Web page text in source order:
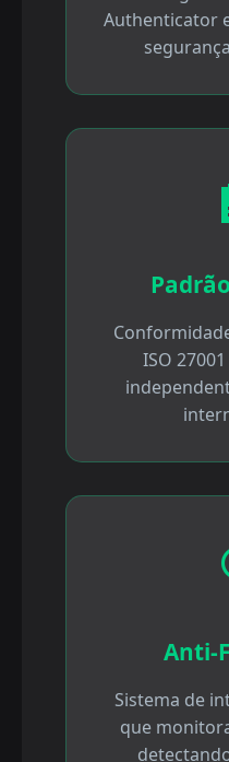
Authenticator
ISO
Anti-
Sistema de
que